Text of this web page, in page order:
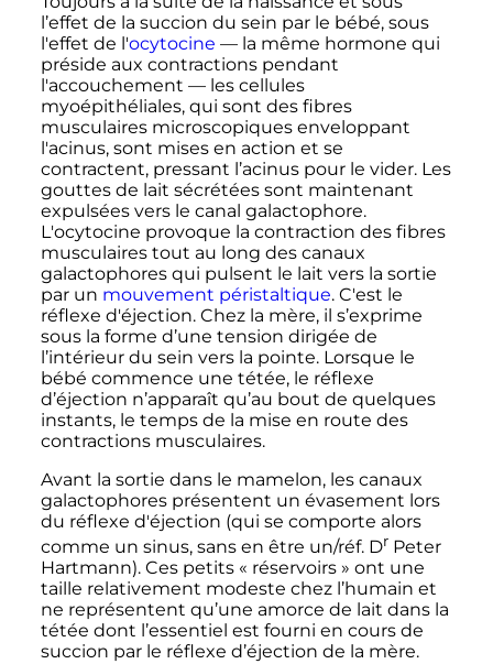
l’effet de la succion du sein par le bébé, sous
l'effet de l'ocytocine — la même hormone qui
préside aux contractions pendant
l'accouchement — les cellules
myoépithéliales, qui sont des fibres
musculaires microscopiques enveloppant
l'acinus, sont mises en action et se
contractent, pressant l’acinus pour le vider. Les
gouttes de lait sécrétées sont maintenant
expulsées vers le canal galactophore.
L'ocytocine provoque la contraction des fibres
musculaires tout au long des canaux
galactophores qui pulsent le lait vers la sortie
par un mouvement péristaltique. C'est le
réflexe d'éjection. Chez la mère, il s’exprime
sous la forme d’une tension dirigée de
l’intérieur du sein vers la pointe. Lorsque le
bébé commence une tétée, le réflexe
d’éjection n’apparaît qu’au bout de quelques
instants, le temps de la mise en route des
contractions musculaires.
Avant la sortie dans le mamelon, les canaux
galactophores présentent un évasement lors
du réflexe d'éjection (qui se comporte alors
comme un sinus, sans en être un/réf. Dr Peter
Hartmann). Ces petits « réservoirs » ont une
taille relativement modeste chez l’humain et
ne représentent qu’une amorce de lait dans la
tétée dont l’essentiel est fourni en cours de
succion par le réflexe d’éjection de la mère.